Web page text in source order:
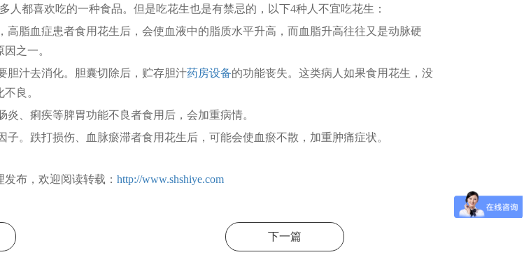
都喜欢吃的一种食品。但是吃花生也是有禁忌的，以下4种人不宜吃花生：
脂血症患者食用花生后，会使血液中的脂质水平升高，而血脂升高往往又是动脉硬
之一。
汁去消化。胆囊切除后，贮存胆汁药房设备的功能丧失。这类病人如果食用花生，没
良。
、痢疾等脾胃功能不良者食用后，会加重病情。
。跌打损伤、血脉瘀滞者食用花生后，可能会使血瘀不散，加重肿痛症状。
发布，欢迎阅读转载： http://www.shshiye.com
下一篇